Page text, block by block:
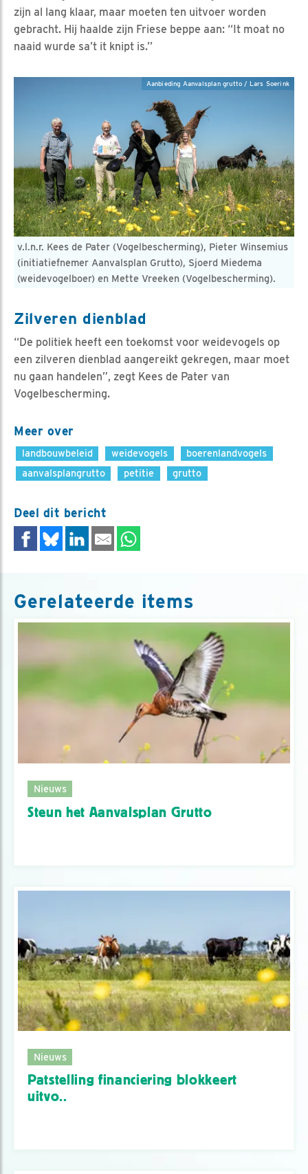
zijn al lang klaar, maar moeten ten uitvoer worden
gebracht. Hij haalde zijn Friese beppe aan: “It moat no
naaid wurde sa’t it knipt is.’’
v.l.n.r. Kees de Pater (Vogelbescherming), Pieter Winsemius
(initiatiefnemer Aanvalsplan Grutto), Sjoerd Miedema
(weidevogelboer) en Mette Vreeken (Vogelbescherming).
Aanbieding Aanvalsplan grutto / Lars Soerink
Zilveren dienblad
“De politiek heeft een toekomst voor weidevogels op
een zilveren dienblad aangereikt gekregen, maar moet
nu gaan handelen”, zegt Kees de Pater van
Vogelbescherming.
Meer over
landbouwbeleid weidevogels
boerenlandvogels
aanvalsplangrutto
petitie grutto
Deel dit bericht
Gerelateerde items
Nieuws
Steun het Aanvalsplan Grutto
Nieuws
Patstelling financiering blokkeert
uitvo..